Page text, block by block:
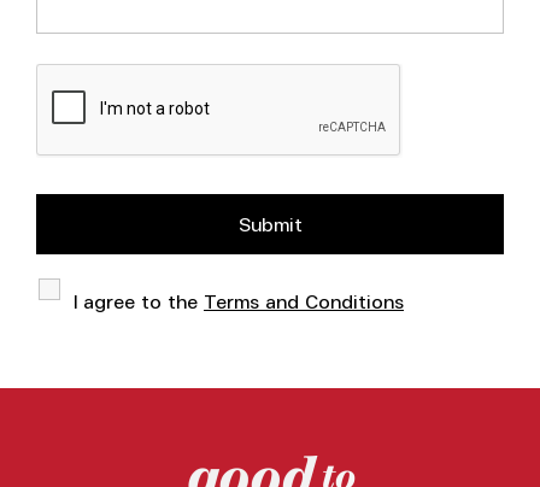
I agree to the Terms and Conditions